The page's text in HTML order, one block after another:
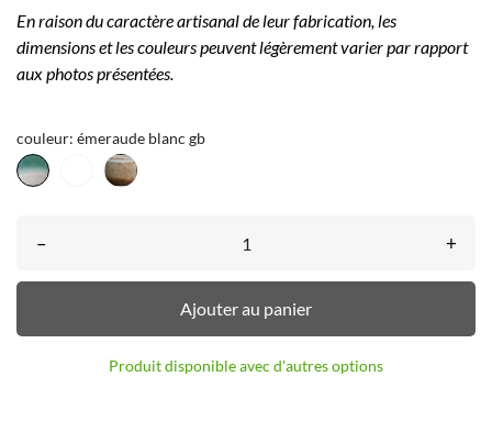
En raison du caractère artisanal de leur fabrication, les
dimensions et les couleurs peuvent légèrement varier par rapport
aux photos présentées.
couleur: émeraude blanc gb
émeraude
blanc
Brut-
tf
– +
Ajouter au panier
Produit disponible avec d'autres options